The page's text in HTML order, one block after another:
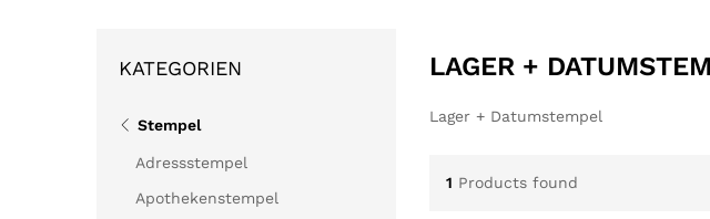
LAGER +
Lager + Datumstempel
1 Products found
KATEGORIEN
Stempel
Adressstempel
Apothekenstempel